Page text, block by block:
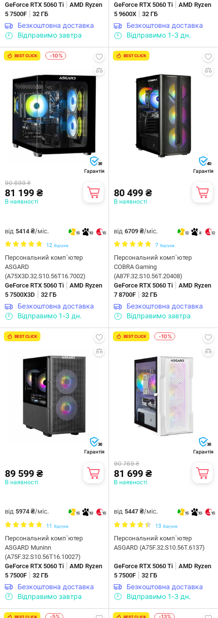
GeForce RTX 5060 Ti
AMD Ryzen
5 7500F
32 ГБ
Безкоштовна доставка
Відправимо завтра
GeForce RTX 5060 Ti
AMD Ryzen
5 9600X
32 ГБ
Безкоштовна доставка
Відправимо 1-3 дн.
BEST CLICK -10%
36
Гарантія
90 699 ₴
81 199 ₴
В наявності
від 5414 ₴/міс. 15 10 15
12 Відгуків
Персональний комп`ютер
ASGARD
(A75X3D.32.S10.56T16.7002)
GeForce RTX 5060 Ti
AMD Ryzen
5 7500X3D
32 ГБ
Безкоштовна доставка
Відправимо 1-3 дн.
BEST CLICK
40
Гарантія
80 499 ₴
В наявності
від 6709 ₴/міс. 12 8 12
7 Відгуків
Персональний комп`ютер
COBRA Gaming
(A87F.32.S10.56T.20408)
GeForce RTX 5060 Ti
AMD Ryzen
7 8700F
32 ГБ
Безкоштовна доставка
Відправимо завтра
BEST CLICK
36
Гарантія
89 599 ₴
В наявності
від 5974 ₴/міс. 15 10 15
11 Відгуків
Персональний комп`ютер
ASGARD Muninn
(A75F.32.S10.56T16.10027)
GeForce RTX 5060 Ti
AMD Ryzen
5 7500F
32 ГБ
Безкоштовна доставка
Відправимо завтра
BEST CLICK -10%
36
Гарантія
90 769 ₴
81 699 ₴
В наявності
від 5447 ₴/міс. 15 10 15
13 Відгуків
Персональний комп`ютер
ASGARD (A75F.32.S10.56T.6137)
GeForce RTX 5060 Ti
AMD Ryzen
5 7500F
32 ГБ
Безкоштовна доставка
Відправимо 1-3 дн.
BEST CLICK BEST CLICK